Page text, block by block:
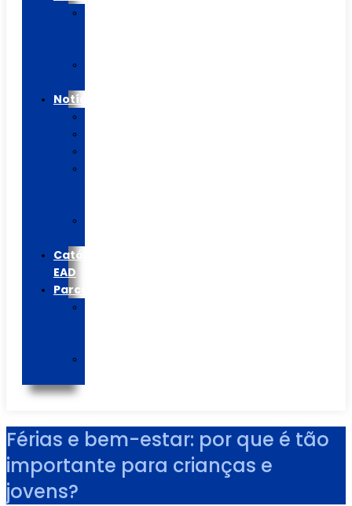
Notícias
Católica
EAD
Parceiros
Férias e bem-estar: por que é tão
importante para crianças e
jovens?